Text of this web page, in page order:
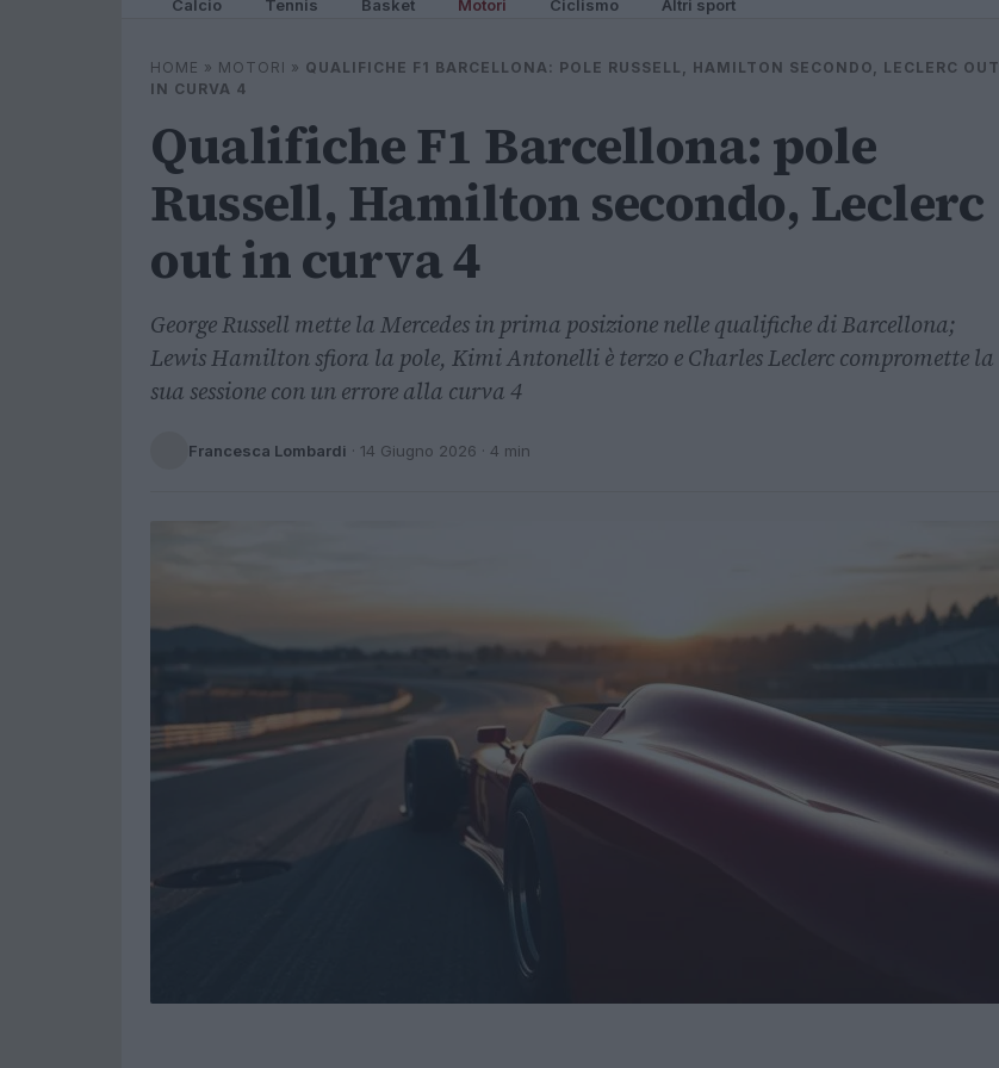
Calcio Tennis Basket Motori Ciclismo Altri sport
HOME » MOTORI » QUALIFICHE F1 BARCELLONA: POLE RUSSELL, HAMILTON SECONDO, LECLERC OUT
IN CURVA 4
Qualifiche F1 Barcellona: pole
Russell, Hamilton secondo, Leclerc
out in curva 4
George Russell mette la Mercedes in prima posizione nelle qualifiche di Barcellona;
Lewis Hamilton sfiora la pole, Kimi Antonelli è terzo e Charles Leclerc compromette la
sua sessione con un errore alla curva 4
Francesca Lombardi · 14 Giugno 2026 · 4 min